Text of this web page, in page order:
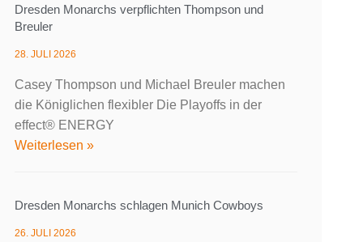
Dresden Monarchs verpflichten Thompson und
Breuler
28. JULI 2026
Casey Thompson und Michael Breuler machen
die Königlichen flexibler Die Playoffs in der
effect® ENERGY
Weiterlesen »
Dresden Monarchs schlagen Munich Cowboys
26. JULI 2026